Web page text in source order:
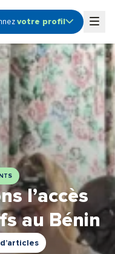
votre profil
menu profile
de centre
Etudiant
Support -
Siège
de centre
l’accès
au Bénin